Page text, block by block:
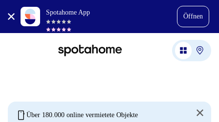
Spotahome App
Öffnen
mobile Über 180.000 online vermietete Objekte